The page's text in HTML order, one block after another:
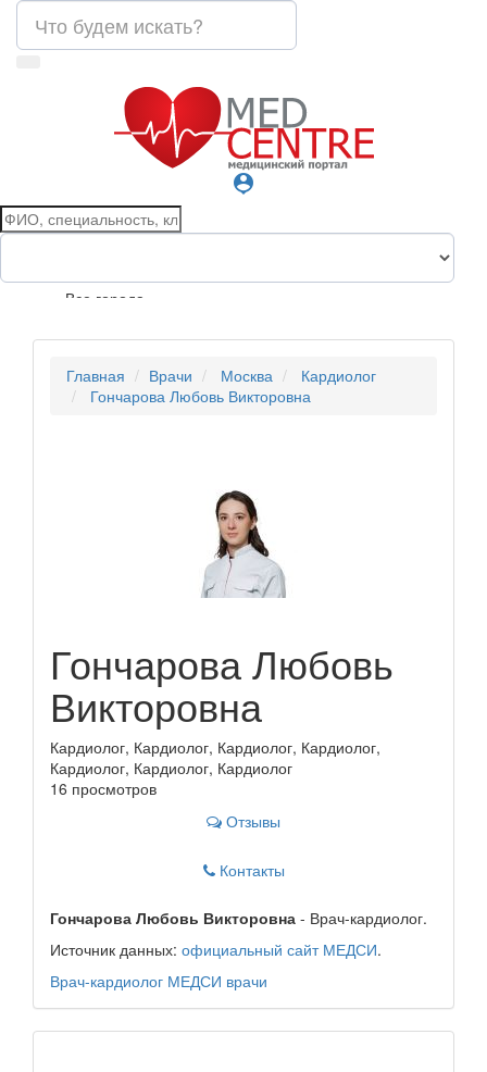
person_pin
Все города
Главная Врачи Москва
Кардиолог
Гончарова Любовь Викторовна
Гончарова Любовь
Викторовна
Кардиолог, Кардиолог, Кардиолог, Кардиолог,
Кардиолог, Кардиолог, Кардиолог
16 просмотров
Отзывы
Контакты
Гончарова Любовь Викторовна - Врач-кардиолог.
Источник данных: официальный сайт МЕДСИ.
Врач-кардиолог МЕДСИ врачи